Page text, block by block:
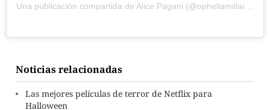
Una publicación compartida de Alice Pagani (@opheliamillaiss) el
Noticias relacionadas
Las mejores películas de terror de Netflix para
Halloween